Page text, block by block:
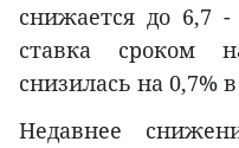
снижается до 6,7
ставка сроком
снизилась на 0,7%
Недавнее